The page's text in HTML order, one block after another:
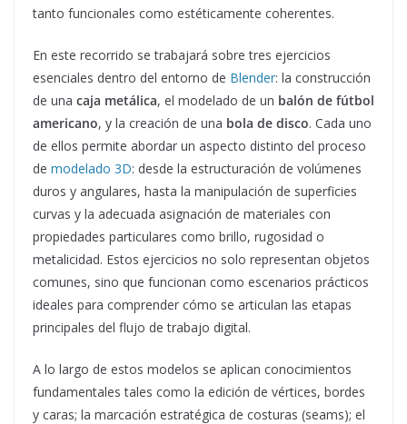
tanto funcionales como estéticamente coherentes.
En este recorrido se trabajará sobre tres ejercicios
esenciales dentro del entorno de Blender: la construcción
de una caja metálica, el modelado de un balón de fútbol
americano, y la creación de una bola de disco. Cada uno
de ellos permite abordar un aspecto distinto del proceso
de modelado 3D: desde la estructuración de volúmenes
duros y angulares, hasta la manipulación de superficies
curvas y la adecuada asignación de materiales con
propiedades particulares como brillo, rugosidad o
metalicidad. Estos ejercicios no solo representan objetos
comunes, sino que funcionan como escenarios prácticos
ideales para comprender cómo se articulan las etapas
principales del flujo de trabajo digital.
A lo largo de estos modelos se aplican conocimientos
fundamentales tales como la edición de vértices, bordes
y caras; la marcación estratégica de costuras (seams); el